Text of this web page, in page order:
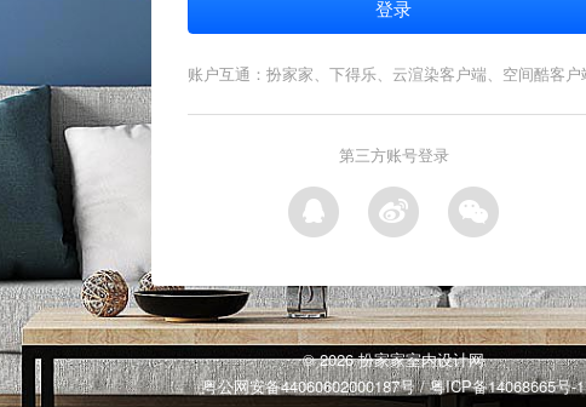
账户互通：扮家家、下得乐、云渲染客户端、空间酷客户
第三方账号登录
© 2026 扮家家室内设计网
粤公网安备44060602000187号/粤ICP备14068665号-1